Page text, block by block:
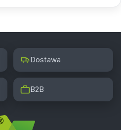
Dostawa
B2B